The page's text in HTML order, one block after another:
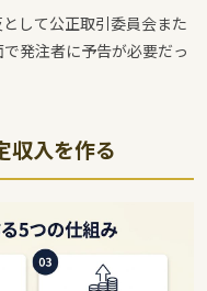
して公正取引委員会また
発注者に予告が必要だっ
収入を作る